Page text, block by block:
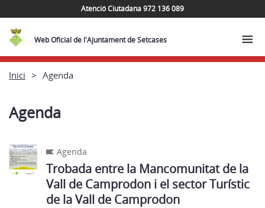
Atenció Ciutadana 972 136 089
Web Oficial de l'Ajuntament de Setcases
Inici Agenda
Agenda
Agenda
Trobada entre la Mancomunitat de la
Vall de Camprodon i el sector Turístic
de la Vall de Camprodon